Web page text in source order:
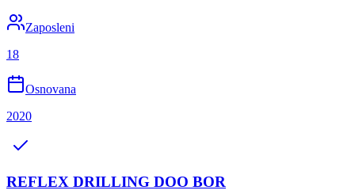
Zaposleni
18
Osnovana
2020
REFLEX DRILLING DOO BOR